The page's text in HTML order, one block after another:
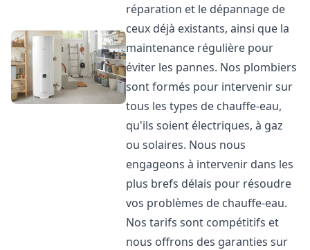
réparation et le dépannage de
ceux déjà existants, ainsi que la
maintenance régulière pour
éviter les pannes. Nos plombiers
sont formés pour intervenir sur
tous les types de chauffe-eau,
qu'ils soient électriques, à gaz
ou solaires. Nous nous
engageons à intervenir dans les
plus brefs délais pour résoudre
vos problèmes de chauffe-eau.
Nos tarifs sont compétitifs et
nous offrons des garanties sur